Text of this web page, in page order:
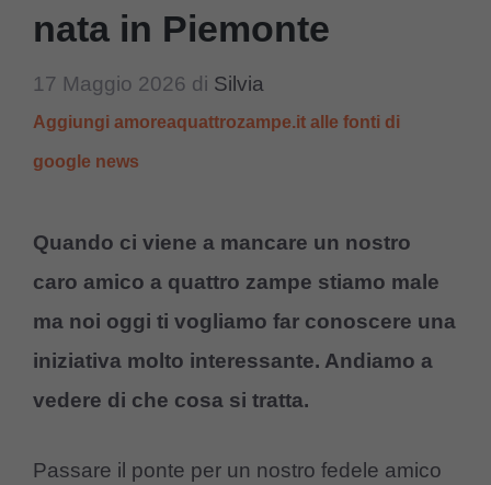
nata in Piemonte
17 Maggio 2026 di Silvia
Aggiungi amoreaquattrozampe.it alle fonti di
google news
Quando ci viene a mancare un nostro
caro amico a quattro zampe stiamo male
ma noi oggi ti vogliamo far conoscere una
iniziativa molto interessante. Andiamo a
vedere di che cosa si tratta.
Passare il ponte per un nostro fedele amico